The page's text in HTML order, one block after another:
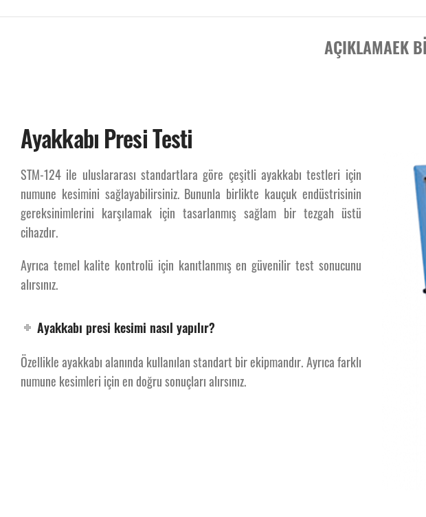
AÇIKLAMAEK
Ayakkabı
Ayakkabı Presi Testi
STM-124 ile uluslararası standartlara göre çeşitli ayakkabı testleri için
numune kesimini sağlayabilirsiniz. Bununla birlikte kauçuk endüstrisinin
gereksinimlerini karşılamak için tasarlanmış sağlam bir tezgah üstü
cihazdır.
Ayrıca temel kalite kontrolü için kanıtlanmış en güvenilir test sonucunu
alırsınız.
Ayakkabı presi kesimi nasıl yapılır?
Özellikle ayakkabı alanında kullanılan standart bir ekipmandır. Ayrıca farklı
numune kesimleri için en doğru sonuçları alırsınız.